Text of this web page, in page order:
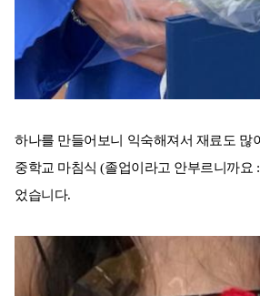
하나를 만들어보니 익숙해져서 재료도 많
중학교 마침식 (졸업이라고 안부르니까요
었습니다.